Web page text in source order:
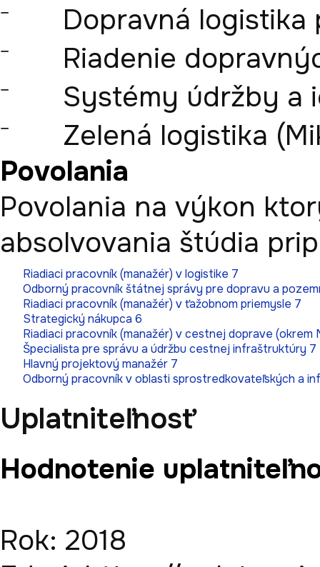
⁻	Dopravná logistika podniku (Marasová)
⁻	Riadenie dopravných systémov (Mikušová)
⁻	Systémy údržby a ich riadenie (Ambriško)
⁻	Zelená logistika
Povolania
Povolania na výkon
absolvovania štúdia
Riadiaci pracovník (manažér) v logistike 7
Odborný pracovník štátnej správy pre dopravu a
Riadiaci pracovník (manažér) v ťažobnom priemysle 7
Strategický nákupca 6
Riadiaci pracovník (manažér) v cestnej doprave (okrem
Špecialista pre správu a údržbu cestnej infraštruktúry 7
Hlavný projektový manažér 7
Odborný pracovník v oblasti sprostredkovateľských a
Uplatniteľnosť
Hodnotenie
Rok: 2018